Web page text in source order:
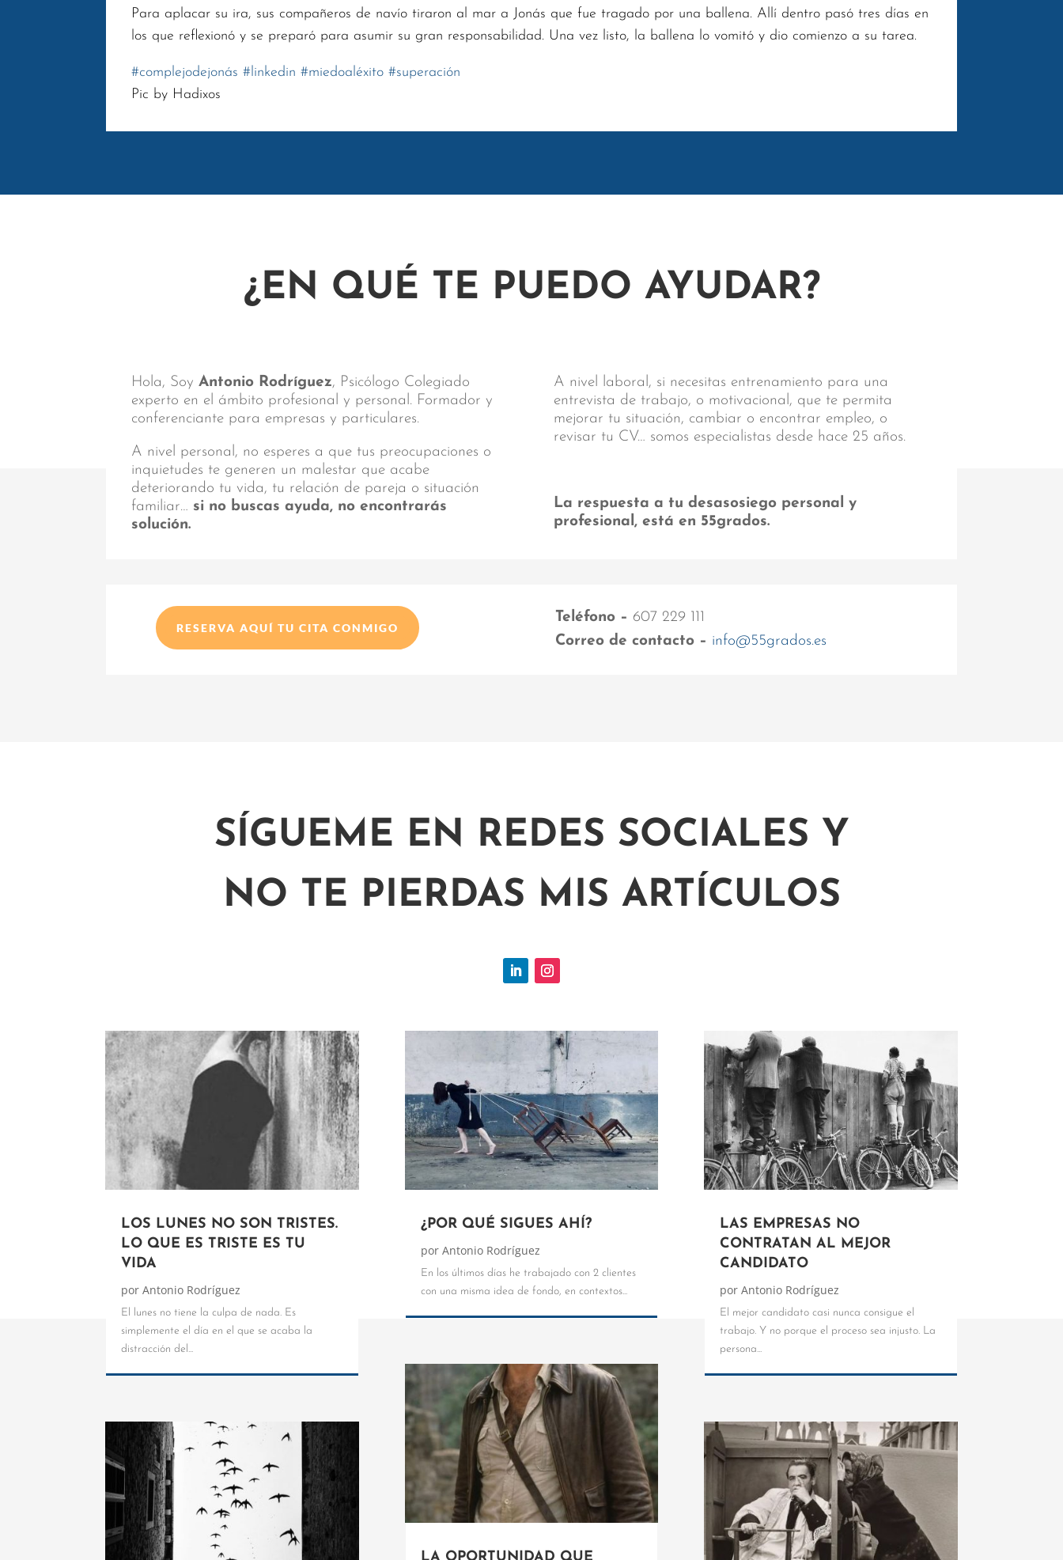
Para aplacar su ira, sus compañeros de navío tiraron al mar a Jonás que fue tragado por una ballena. Allí dentro pasó tres días en
los que reflexionó y se preparó para asumir su gran responsabilidad. Una vez listo, la ballena lo vomitó y dio comienzo a su tarea.
#complejodejonás # linkedin #miedoaléxito #superación
Pic by Hadixos
¿EN QUÉ TE PUEDO AYUDAR?
Hola, SoyAntonio Rodríguez, Psicólogo Colegiado
experto en el ámbito profesional y personal. Formador y
conferenciante para empresas y particulares.
A nivel personal, no esperes a que tus preocupaciones o
inquietudes te generen un malestar que acabe
deteriorando tu vida, tu relación de pareja o situación
familiar… si no buscas ayuda, no encontrarás
solución.
A nivel laboral, si necesitas entrenamiento para una
entrevista de trabajo, o motivacional, que te permita
mejorar tu situación, cambiar o encontrar empleo, o
revisar tu CV… somos especialistas desde hace 25 años.
La respuesta a tu desasosiego personal y
profesional, está en 55grados.
RESERVA AQUÍ TU CITA CONMIGO
Teléfono – 607 229 111
Correo de contacto – info@55grados.es
SÍGUEME EN REDES SOCIALES Y
NO TE PIERDAS MIS ARTÍCULOS
LOS LUNES NO SON TRISTES.
LO QUE ES TRISTE ES TU
VIDA
porAntonio Rodríguez
El lunes no tiene la culpa de nada. Es
simplemente el día en el que se acaba la
distracción del...
¿POR QUÉ SIGUES AHÍ?
por Antonio Rodríguez
En los últimos días he trabajado con 2 clientes
con una misma idea de fondo, en contextos...
LA OPORTUNIDAD QUE
LAS EMPRESAS NO
CONTRATAN AL MEJOR
CANDIDATO
por Antonio Rodríguez
El mejor candidato casi nunca consigue el
trabajo. Y no porque el proceso sea injusto. La
persona...